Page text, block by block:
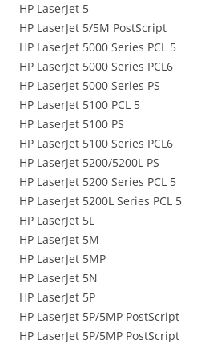
HP LaserJet 5
HP LaserJet 5/5M PostScript
HP LaserJet 5000 Series PCL 5
HP LaserJet 5000 Series PCL6
HP LaserJet 5000 Series PS
HP LaserJet 5100 PCL 5
HP LaserJet 5100 PS
HP LaserJet 5100 Series PCL6
HP LaserJet 5200/5200L PS
HP LaserJet 5200 Series PCL 5
HP LaserJet 5200L Series PCL 5
HP LaserJet 5L
HP LaserJet 5M
HP LaserJet 5MP
HP LaserJet 5N
HP LaserJet 5P
HP LaserJet 5P/5MP PostScript
HP LaserJet 5P/5MP PostScript